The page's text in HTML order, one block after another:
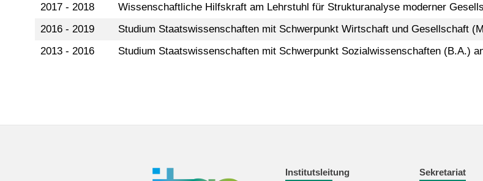
2017 - 2018
Wissenschaftliche Hilfskraft am Lehrstuhl für Strukturanalyse moderner
2016 - 2019
Studium Staatswissenschaften mit Schwerpunkt Wirtschaft und Gesellschaft
2013 - 2016
Studium Staatswissenschaften mit Schwerpunkt Sozialwissenschaften (B.A.)
Institutsleitung Sekretariat